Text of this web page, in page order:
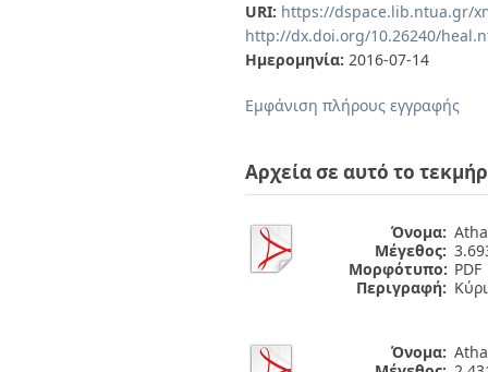
URI: https://dspace.lib.ntua.gr/
http://dx.doi.org/10.26240/
Ημερομηνία: 2016-07-14
Εμφάνιση πλήρους εγγραφής
Αρχεία σε αυτό το
Όνομα:
Μέγεθος:
Μορφότυπο: PDF
Περιγραφή:
Όνομα: